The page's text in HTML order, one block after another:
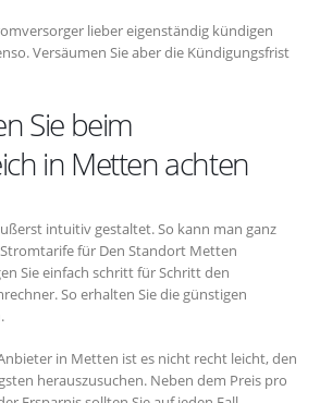
lieber eigenständig kündigen
Versäumen Sie aber die Kündigungsfrist
Sie beim
in Metten achten
intuitiv gestaltet. So kann man ganz
für Den Standort Metten
Sie einfach schritt für Schritt den
So erhalten Sie die günstigen
in Metten ist es nicht recht leicht, den
herauszusuchen. Neben dem Preis pro